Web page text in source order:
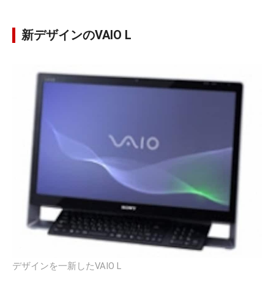
新デザインのVAIO L
デザインを一新したVAIO L